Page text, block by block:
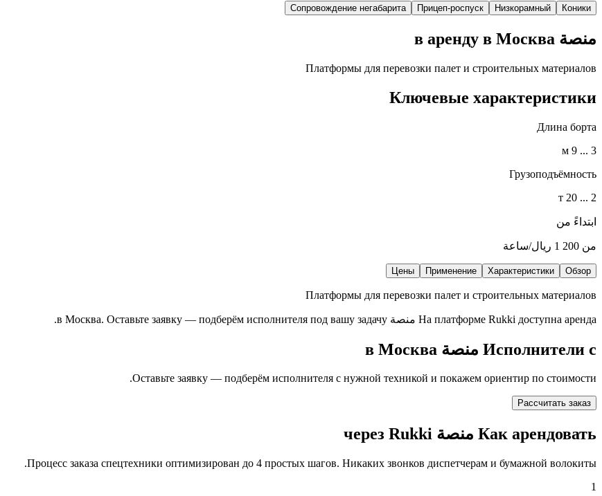
Коники
Низкорамный
Прицеп-роспуск
Сопровождение негабарита
منصة в аренду в Москва
Платформы для перевозки палет и строительных материалов
Ключевые характеристики
Длина борта
3 ... 9 м
Грузоподъёмность
2 ... 20 т
ابتداءً من
من 1 200 ريال/ساعة
Обзор
Характеристики
Применение
Цены
Платформы для перевозки палет и строительных материалов
На платформе Rukki доступна аренда منصة . Оставьте заявку — подберём исполнителя под вашу задачу.
Исполнители с منصة
Оставьте заявку — подберём исполнителя с нужной техникой и покажем ориентир по стоимости.
Рассчитать заказ
Как арендовать منصة через Rukki
Процесс заказа спецтехники оптимизирован до 4 простых шагов. Никаких звонков диспетчерам и бумажной волокиты.
1